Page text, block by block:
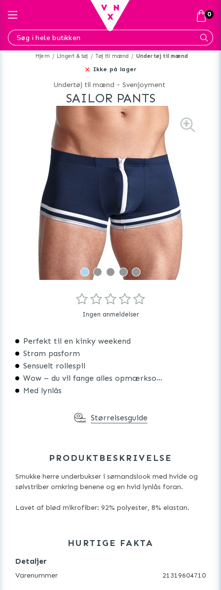
Hjem Lingeri & tøj Tøj til mænd Undertøj til mænd
Ikke på lager
Undertøj til mænd - Svenjoyment
SAILOR PANTS
Perfekt til en kinky weekend
Stram pasform
Sensuelt rollespil
Wow – du vil fange alles opmærksomhed
Med lynlås
Ingen anmeldelser
Størrelsesguide
PRODUKTBESKRIVELSE
Smukke herre underbukser i sømandslook med hvide og
sølvstriber omkring benene og en hvid lynlås foran.
Lavet af blød mikrofiber: 92% polyester, 8% elastan.
HURTIGE FAKTA
Detaljer
Varenummer 21319604710
0